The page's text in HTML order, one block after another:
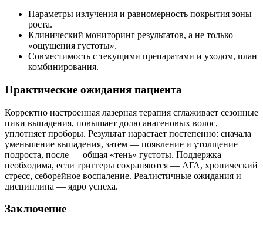
Параметры излучения и равномерность покрытия зоны
роста.
Клинический мониторинг результатов, а не только
«ощущения густоты».
Совместимость с текущими препаратами и уходом, план
комбинирования.
Практические ожидания пациента
Корректно настроенная лазерная терапия сглаживает сезонные
пики выпадения, повышает долю анагеновых волос,
уплотняет проборы. Результат нарастает постепенно: сначала
уменьшение выпадения, затем — появление и утолщение
подроста, после — общая «тень» густоты. Поддержка
необходима, если триггеры сохраняются — АГА, хронический
стресс, себорейное воспаление. Реалистичные ожидания и
дисциплина — ядро успеха.
Заключение